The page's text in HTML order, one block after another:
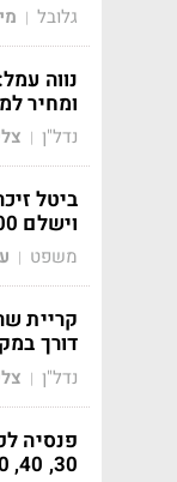
גלובל |
ומחיר
נדל"ן |
ביטל
וישלם 4,000 שקל
משפט |
דורך
נדל"ן |
30, 40, 50 ו-60